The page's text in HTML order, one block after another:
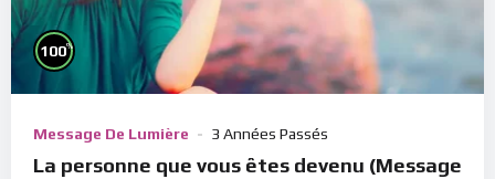
100%
Message De Lumière 3 Années Passés
La personne que vous êtes devenu (Message